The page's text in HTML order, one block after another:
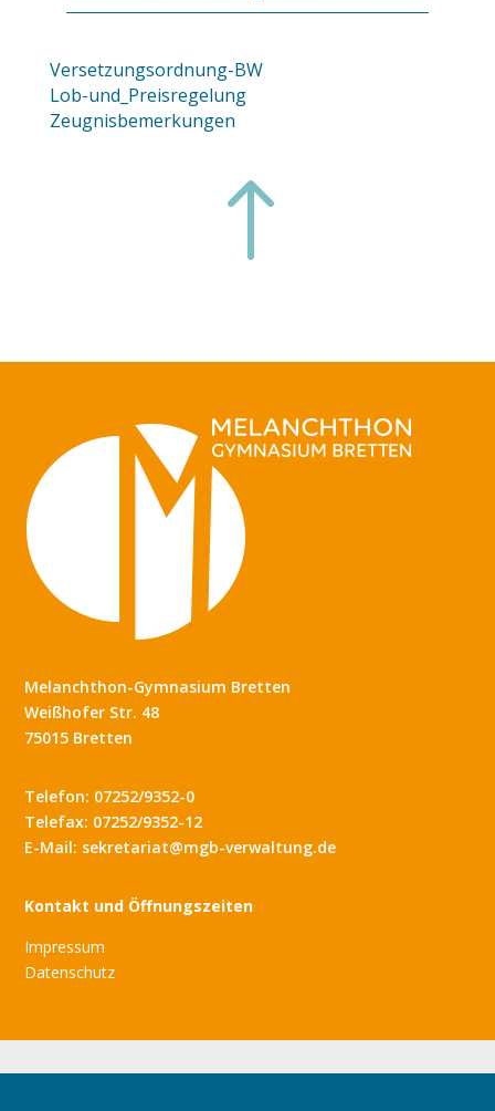
Versetzungsordnung-BW
Lob-und_Preisregelung
Zeugnisbemerkungen
!
Melanchthon-Gymnasium Bretten
Weißhofer Str. 48
75015 Bretten
Telefon: 07252/9352-0
Telefax: 07252/9352-12
E-Mail: sekretariat@mgb-verwaltung.de
Kontakt und Öffnungszeiten
Impressum
Datenschutz